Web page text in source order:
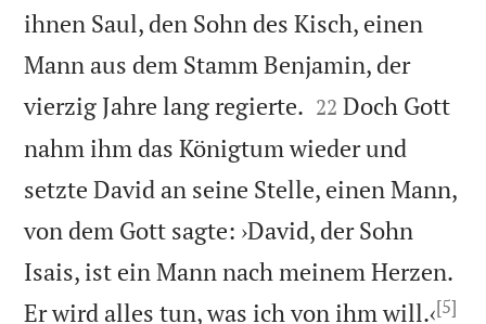
ihnen Saul, den Sohn des Kisch, einen
Mann aus dem Stamm Benjamin, der
vierzig Jahre lang regierte. 

22 Doch Gott
nahm ihm das Königtum wieder und
setzte David an seine Stelle, einen Mann,
von dem Gott sagte: ›David, der Sohn
Isais, ist ein Mann nach meinem Herzen.
Er wird alles tun, was ich von ihm will.‹[5]